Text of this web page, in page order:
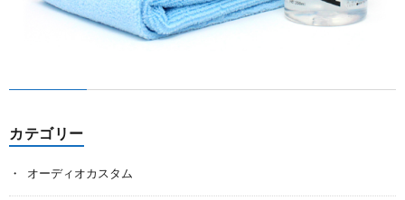
カテゴリー
オーディオカスタム